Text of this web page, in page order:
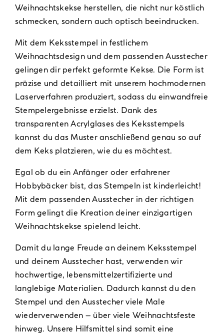
Weihnachtskekse herstellen, die nicht nur köstlich
schmecken, sondern auch optisch beeindrucken.
Mit dem Keksstempel in festlichem
Weihnachtsdesign und dem passenden Ausstecher
gelingen dir perfekt geformte Kekse. Die Form ist
präzise und detailliert mit unserem hochmodernen
Laserverfahren produziert, sodass du einwandfreie
Stempelergebnisse erzielst. Dank des
transparenten Acrylglases des Keksstempels
kannst du das Muster anschließend genau so auf
dem Keks platzieren, wie du es möchtest.
Egal ob du ein Anfänger oder erfahrener
Hobbybäcker bist, das Stempeln ist kinderleicht!
Mit dem passenden Ausstecher in der richtigen
Form gelingt die Kreation deiner einzigartigen
Weihnachtskekse spielend leicht.
Damit du lange Freude an deinem Keksstempel
und deinem Ausstecher hast, verwenden wir
hochwertige, lebensmittelzertifizierte und
langlebige Materialien. Dadurch kannst du den
Stempel und den Ausstecher viele Male
wiederverwenden – über viele Weihnachtsfeste
hinweg. Unsere Hilfsmittel sind somit eine